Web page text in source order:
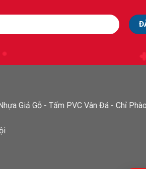
Giả Gỗ - Tấm PVC Vân Đá - Chỉ